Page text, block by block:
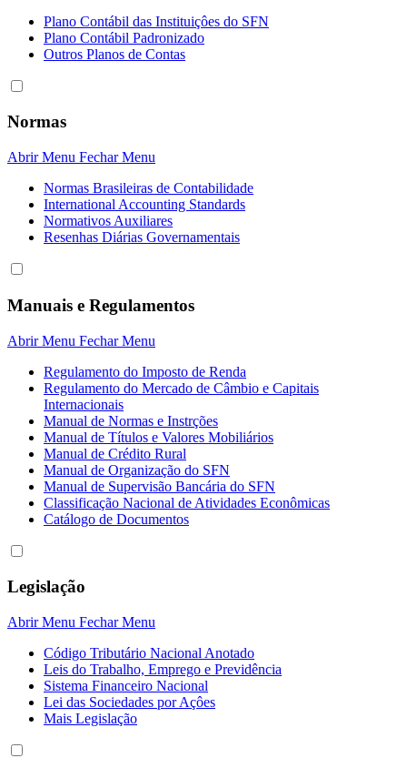
Plano Contábil das Instituiçôes do SFN
Plano Contábil Padronizado
Outros Planos de Contas
Normas
Abrir Menu Fechar Menu
Normas Brasileiras de Contabilidade
International Accounting Standards
Normativos Auxiliares
Resenhas Diárias Governamentais
Manuais e Regulamentos
Abrir Menu Fechar Menu
Regulamento do Imposto de Renda
Regulamento do Mercado de Câmbio e Capitais
Internacionais
Manual de Normas e Instrções
Manual de Títulos e Valores Mobiliários
Manual de Crédito Rural
Manual de Organização do SFN
Manual de Supervisão Bancária do SFN
Classificação Nacional de Atividades Econômicas
Catálogo de Documentos
Legislação
Abrir Menu Fechar Menu
Código Tributário Nacional Anotado
Leis do Trabalho, Emprego e Previdência
Sistema Financeiro Nacional
Lei das Sociedades por Açôes
Mais Legislação